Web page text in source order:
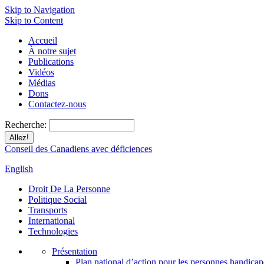
Skip to Navigation
Skip to Content
Accueil
À notre sujet
Publications
Vidéos
Médias
Dons
Contactez-nous
Recherche:
Conseil des Canadiens avec déficiences
English
Droit De La Personne
Politique Social
Transports
International
Technologies
Présentation
Plan national d’action pour les personnes